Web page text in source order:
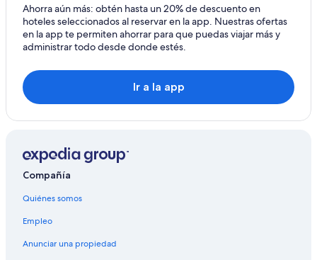
Ahorra aún más: obtén hasta un 20% de descuento en
hoteles seleccionados al reservar en la app. Nuestras ofertas
en la app te permiten ahorrar para que puedas viajar más y
administrar todo desde donde estés.
Ir a la app
Compañía
Quiénes somos
Empleo
Anunciar una propiedad